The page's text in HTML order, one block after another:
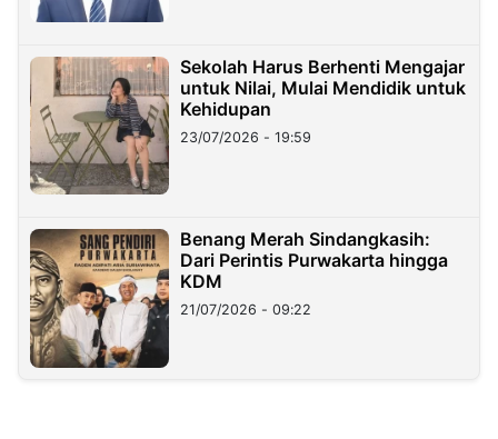
Sekolah Harus Berhenti Mengajar
untuk Nilai, Mulai Mendidik untuk
Kehidupan
23/07/2026 - 19:59
Benang Merah Sindangkasih:
Dari Perintis Purwakarta hingga
KDM
21/07/2026 - 09:22